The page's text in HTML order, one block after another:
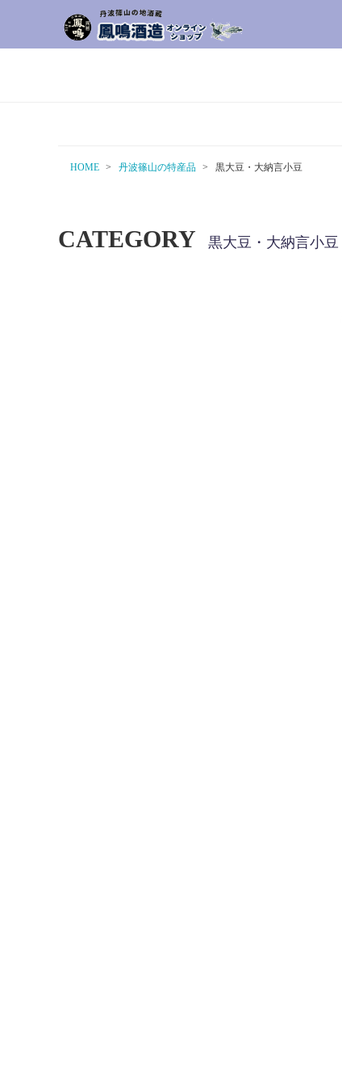
HOME 丹波篠山の特産品 黒大豆・大納言小豆
CATEGORY 黒大豆・大納言小豆